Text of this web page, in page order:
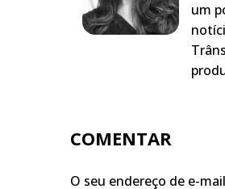
um
COMENTAR
O seu endereço de e-